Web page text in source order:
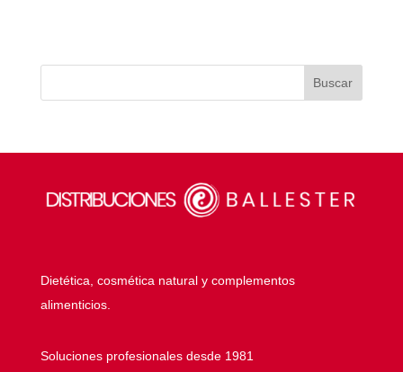
Dietética, cosmética natural y complementos
alimenticios.
Soluciones profesionales desde 1981